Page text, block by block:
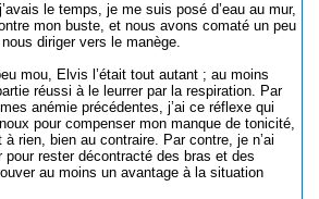
le temps, je me suis posé d’eau au mur,
mon buste, et nous avons comaté un peu
diriger vers le manège.
mou, Elvis l’était tout autant ; au moins
réussi à le leurrer par la respiration. Par
anémie précédentes, j’ai ce réflexe qui
pour compenser mon manque de tonicité,
rien, bien au contraire. Par contre, je n’ai
rester décontracté des bras et des
au moins un avantage à la situation